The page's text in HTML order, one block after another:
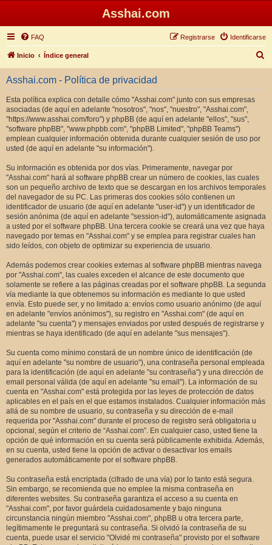
Asshai.com
FAQ Identificarse
Registrarse
Inicio Índice general
u
Asshai.com - Política de privacidad
Esta política explica con detalle cómo "Asshai.com" junto con sus empresas
asociadas (de aquí en adelante "nosotros", "nos", "nuestro", "Asshai.com",
"https://www.asshai.com/foro") y phpBB (de aquí en adelante "ellos", "sus",
"software phpBB", "www.phpbb.com", "phpBB Limited", "phpBB Teams")
emplean cualquier información obtenida durante cualquier sesión de uso por
usted (de aquí en adelante "su información").
Su información es obtenida por dos vías. Primeramente, navegar por
"Asshai.com" hará al software phpBB crear un número de cookies, las cuales
son un pequeño archivo de texto que se descargan en los archivos temporales
del navegador de su PC. Las primeras dos cookies sólo contienen un
identificador de usuario (de aquí en adelante "user-id") y un identificador de
sesión anónima (de aquí en adelante "session-id"), automáticamente asignada
a usted por el software phpBB. Una tercera cookie se creará una vez que haya
navegado por temas en "Asshai.com" y se emplea para registrar cuales han
sido leídos, con objeto de optimizar su experiencia de usuario.
Además podemos crear cookies externas al software phpBB mientras navega
por "Asshai.com", las cuales exceden el alcance de este documento que
solamente se refiere a las páginas creadas por el software phpBB. La segunda
vía mediante la que obtenemos su información es mediante lo que usted
envía. Esto puede ser, y no limitado a: envíos como usuario anónimo (de aquí
en adelante "envíos anónimos"), su registro en "Asshai.com" (de aquí en
adelante "su cuenta") y mensajes enviados por usted después de registrarse y
mientras se haya identificado (de aquí en adelante "sus mensajes").
Su cuenta como mínimo constará de un nombre único de identificación (de
aquí en adelante "su nombre de usuario"), una contraseña personal empleada
para la identificación (de aquí en adelante "su contraseña") y una dirección de
email personal válida (de aquí en adelante "su email"). La información de su
cuenta en "Asshai.com" está protegida por las leyes de protección de datos
aplicables en el país en el que estamos instalados. Cualquier información más
allá de su nombre de usuario, su contraseña y su dirección de e-mail
requerida por "Asshai.com" durante el proceso de registro será obligatoria u
opcional, según el criterio de “Asshai.com”. En cualquier caso, usted tiene la
opción de qué información en su cuenta será públicamente exhibida. Además,
en su cuenta, usted tiene la opción de activar o desactivar los emails
generados automáticamente por el software phpBB.
Su contraseña está encriptada (cifrado de una vía) por lo tanto está segura.
Sin embargo, se recomienda que no emplee la misma contraseña en
diferentes websites. Su contraseña garantiza el acceso a su cuenta en
"Asshai.com", por favor guárdela cuidadosamente y bajo ninguna
circunstancia ningún miembro "Asshai.com", phpBB u otra tercera parte,
legítimamente le preguntará su contraseña. Si olvidó la contraseña de su
cuenta, puede usar el servicio "Olvidé mi contraseña" provisto por el software